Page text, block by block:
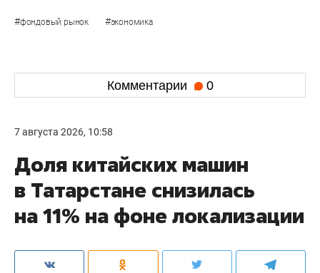
#фондовый рынок #экономика
Комментарии 0
7 августа 2026, 10:58
Доля китайских машин
в Татарстане снизилась
на 11% на фоне локализации